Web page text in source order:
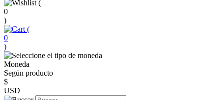
(
0
)
(
0
)
Moneda
Según producto
$
USD